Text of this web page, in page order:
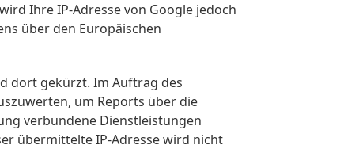
Ihre IP-Adresse von Google jedoch
über den Europäischen
dort gekürzt. Im Auftrag des
um Reports über die
verbundene Dienstleistungen
übermittelte IP-Adresse wird nicht